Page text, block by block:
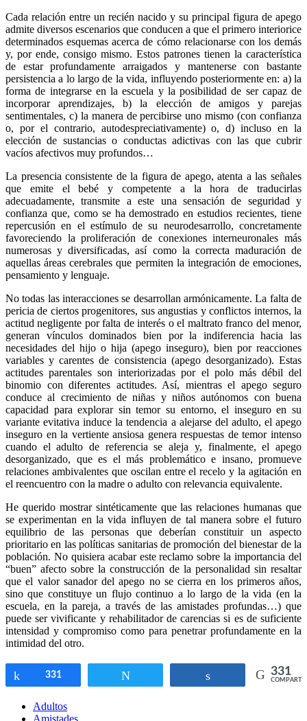
Cada relación entre un recién nacido y su principal figura de apego
admite diversos escenarios que conducen a que el primero interiorice
determinados esquemas acerca de cómo relacionarse con los demás
y, por ende, consigo mismo. Estos patrones tienen la característica
de estar profundamente arraigados y mantenerse con bastante
persistencia a lo largo de la vida, influyendo posteriormente en: a) la
forma de integrarse en la escuela y la posibilidad de ser capaz de
incorporar aprendizajes, b) la elección de amigos y parejas
sentimentales, c) la manera de percibirse uno mismo (con confianza
o, por el contrario, autodespreciativamente) o, d) incluso en la
elección de sustancias o conductas adictivas con las que cubrir
vacíos afectivos muy profundos…
La presencia consistente de la figura de apego, atenta a las señales
que emite el bebé y competente a la hora de traducirlas
adecuadamente, transmite a este una sensación de seguridad y
confianza que, como se ha demostrado en estudios recientes, tiene
repercusión en el estímulo de su neurodesarrollo, concretamente
favoreciendo la proliferación de conexiones interneuronales más
numerosas y diversificadas, así como la correcta maduración de
aquellas áreas cerebrales que permiten la integración de emociones,
pensamiento y lenguaje.
No todas las interacciones se desarrollan armónicamente. La falta de
pericia de ciertos progenitores, sus angustias y conflictos internos, la
actitud negligente por falta de interés o el maltrato franco del menor,
generan vínculos dominados bien por la indiferencia hacia las
necesidades del hijo o hija (apego inseguro), bien por reacciones
variables y carentes de consistencia (apego desorganizado). Estas
actitudes parentales son interiorizadas por el polo más débil del
binomio con diferentes actitudes. Así, mientras el apego seguro
conduce al crecimiento de niñas y niños autónomos con buena
capacidad para explorar sin temor su entorno, el inseguro en su
variante evitativa induce la tendencia a alejarse del adulto, el apego
inseguro en la vertiente ansiosa genera respuestas de temor intenso
cuando el adulto de referencia se aleja y, finalmente, el apego
desorganizado, que es el más problemático e insano, promueve
relaciones ambivalentes que oscilan entre el recelo y la agitación en
el reencuentro con la madre o adulto con relevancia equivalente.
He querido mostrar sintéticamente que las relaciones humanas que
se experimentan en la vida influyen de tal manera sobre el futuro
equilibrio de las personas que deberían constituir un aspecto
prioritario en las políticas sanitarias de promoción del bienestar de la
población. No quisiera acabar este reclamo sobre la importancia del
“buen” afecto sobre la construcción de la personalidad sin resaltar
que el valor sanador del apego no se cierra en los primeros años,
sino que constituye un flujo continuo a lo largo de la vida (en la
escuela, en la pareja, a través de las amistades profundas…) que
puede ser vivificante y rehabilitador de carencias si es de suficiente
intensidad y compromiso como para penetrar profundamente en la
intimidad del otro.
Compartir
331 Compartir 331
COMPARTIR
Adultos
Amistades